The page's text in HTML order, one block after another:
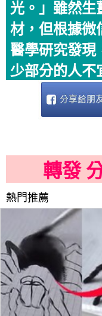
光。」雖然生
材，但根據微
醫學研究發現
少部分的人不
轉發
熱門推薦